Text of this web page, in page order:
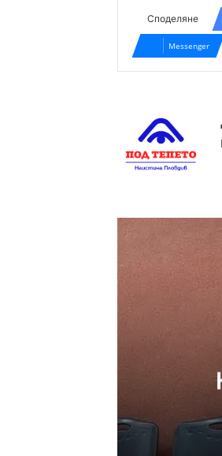
Споделяне
Messenger